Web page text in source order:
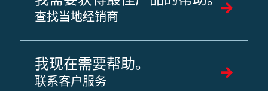
查找当地经销商
我现在需要帮助。
联系客户服务